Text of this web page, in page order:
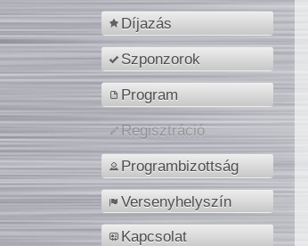
Díjazás
Szponzorok
Program
Regisztráció
Programbizottság
Versenyhelyszín
Kapcsolat